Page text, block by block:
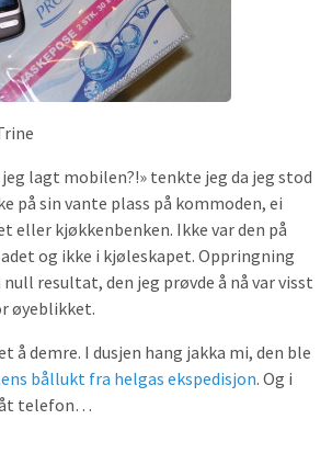
lagt mobilen?!» tenkte jeg da jeg stod
på sin vante plass på kommoden, ei
eller kjøkkenbenken. Ikke var den på
og ikke i kjøleskapet. Oppringning
resultat, den jeg prøvde å nå var visst
øyeblikket.
å demre. I dusjen hang jakka mi, den ble
bållukt fra helgas ekspedisjon. Og i
telefon…